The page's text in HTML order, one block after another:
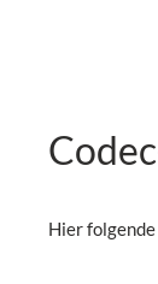
Hier